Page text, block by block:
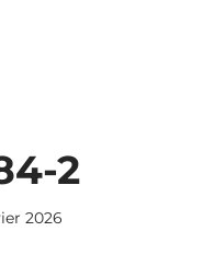
2
2026